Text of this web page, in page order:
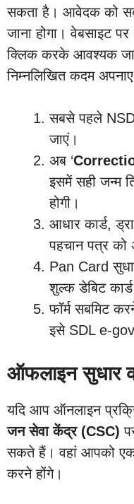
सकता है। आवेदक को
जाना होगा। वेबसाइट पर
क्लिक करके आवश्यक
निम्नलिखित कदम
सबसे पहले
जाएं।
अब ‘
इसमें सही जन्म
होगी।
आधार कार्ड,
पहचान पत्र
Pan Card
शुल्क डेबिट
फॉर्म सबमिट
इसे SDL e-
ऑफलाइन सुधार
यदि आप ऑनलाइन
जन सेवा केंद्र (CSC)
सकते हैं। वहां आपको एक
करने होंगे।